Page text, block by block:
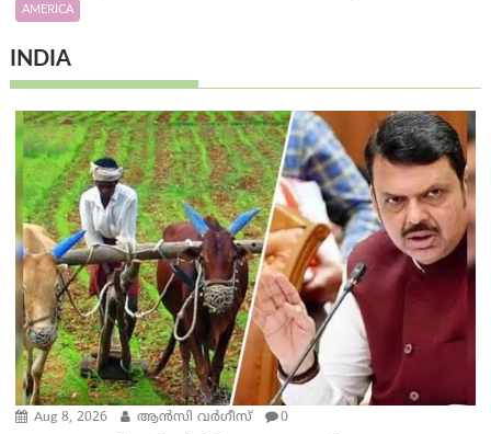
AMERICA
INDIA
Aug 8, 2026 ആന്‍സി വര്‍ഗീസ് 0